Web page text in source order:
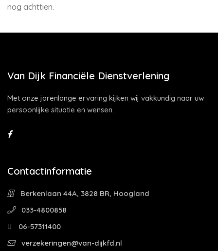
nog achttien.
Van Dijk Financiële Dienstverlening
Met onze jarenlange ervaring kijken wij vakkundig naar uw
persoonlijke situatie en wensen.
Contactinformatie
Berkenlaan 44A, 3828 BR, Hoogland
033-4800858
06-57311400
verzekeringen@van-dijkfd.nl